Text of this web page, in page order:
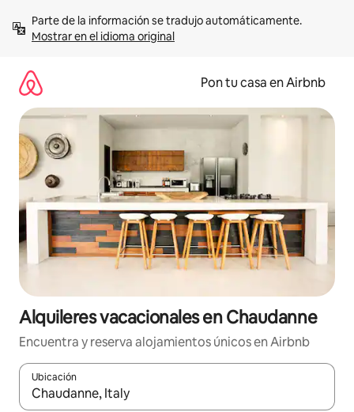
contenidoMostrar en el idioma original
Pon tu casa en Airbnb
Alquileres vacacionales en Chaudanne
Encuentra y reserva alojamientos únicos en Airbnb
Ubicación
Cuando los resultados estén disponibles, navega con las